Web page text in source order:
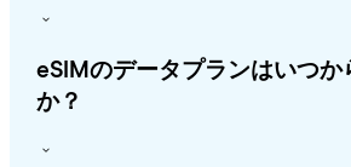
eSIMのデータプランはいつか
か？